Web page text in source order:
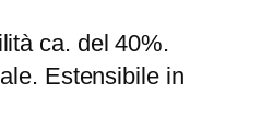
ca. del 40%.
Estensibile in